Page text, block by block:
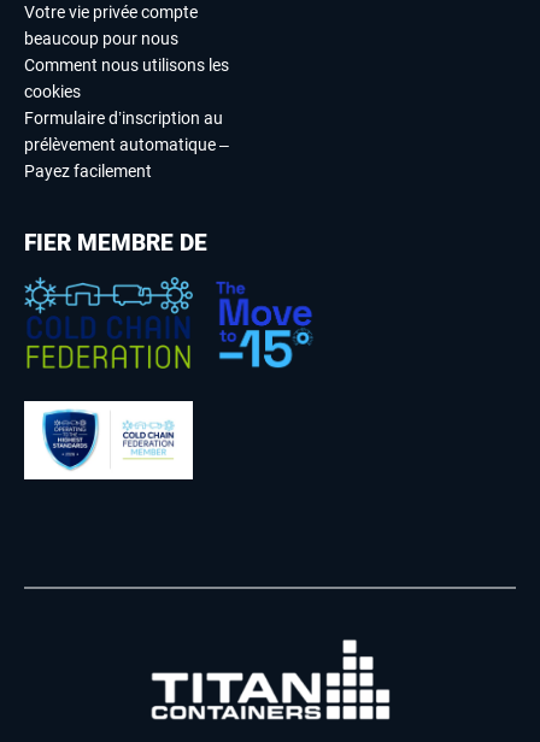
Votre vie privée compte
beaucoup pour nous
Comment nous utilisons les
cookies
Formulaire d’inscription au
prélèvement automatique –
Payez facilement
FIER MEMBRE DE